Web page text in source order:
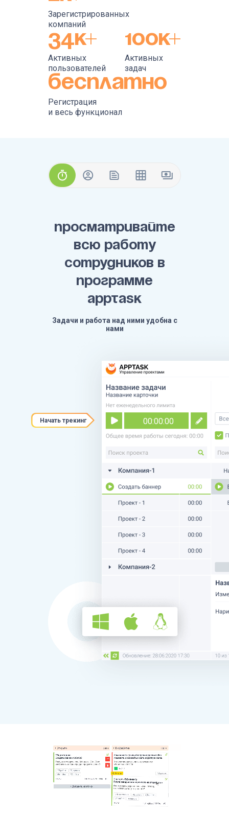
Зарегистрированных
компаний
34К+
Активных
пользователей
100К+
Активных
задач
Бесплатно
Регистрация
и весь функционал
ПРОСМАТРИВАЙТЕ
ВСЮ РАБОТУ
СОТРУДНИКОВ В
ПРОГРАММЕ
APPTASK
Задачи и работа над ними удобна с
нами
Начать трекинг 00:00:00